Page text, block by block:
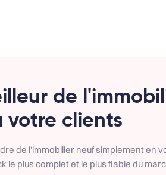
de
votre clients
de l’immobilier neuf simplement en
le plus complet et le plus fiable du